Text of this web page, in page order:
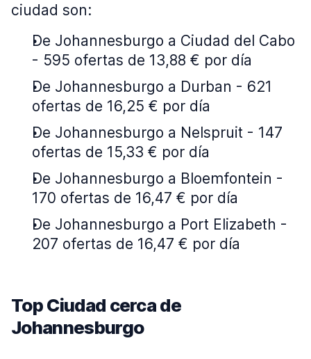
ciudad son:
De Johannesburgo a Ciudad del Cabo
- 595 ofertas de 13,88 € por día
De Johannesburgo a Durban - 621
ofertas de 16,25 € por día
De Johannesburgo a Nelspruit - 147
ofertas de 15,33 € por día
De Johannesburgo a Bloemfontein -
170 ofertas de 16,47 € por día
De Johannesburgo a Port Elizabeth -
207 ofertas de 16,47 € por día
Top Ciudad cerca de
Johannesburgo